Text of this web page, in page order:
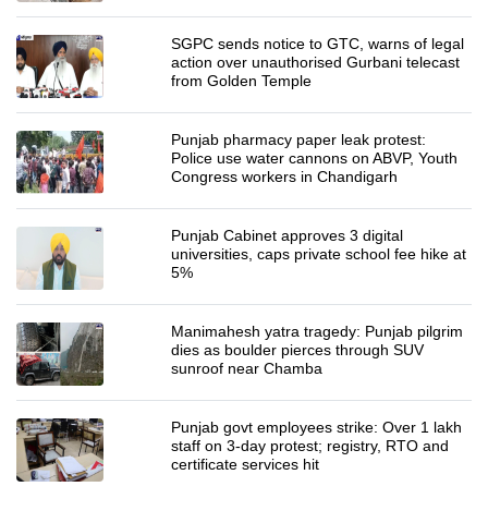
SGPC sends notice to GTC, warns of legal
action over unauthorised Gurbani telecast
from Golden Temple
Punjab pharmacy paper leak protest:
Police use water cannons on ABVP, Youth
Congress workers in Chandigarh
Punjab Cabinet approves 3 digital
universities, caps private school fee hike at
5%
Manimahesh yatra tragedy: Punjab pilgrim
dies as boulder pierces through SUV
sunroof near Chamba
Punjab govt employees strike: Over 1 lakh
staff on 3-day protest; registry, RTO and
certificate services hit